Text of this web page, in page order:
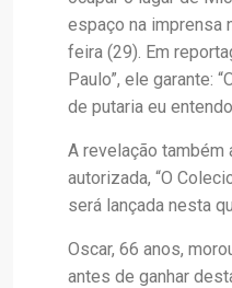
espaço na imprensa
feira (29). Em
Paulo”, ele garante:
de putaria eu
A revelação também
autorizada, “O
será lançada nesta
Oscar, 66 anos,
antes de ganhar